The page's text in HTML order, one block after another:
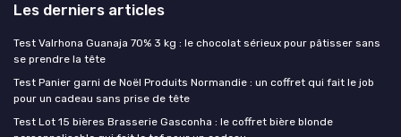
Les derniers articles
Test Valrhona Guanaja 70% 3 kg : le chocolat sérieux pour pâtisser sans
se prendre la tête
Test Panier garni de Noël Produits Normandie : un coffret qui fait le job
pour un cadeau sans prise de tête
Test Lot 15 bières Brasserie Gasconha : le coffret bière blonde